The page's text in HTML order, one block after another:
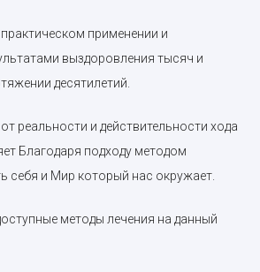
применении и
выздоровления тысяч и
десятилетий.
реальности и действительности хода
Благодаря подходу методом
себя и Мир который нас окружает.
методы лечения на данный